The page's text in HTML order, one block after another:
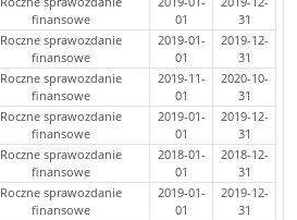
finansowe
01
31
Roczne sprawozdanie
finansowe
2019-01-
01
2019-12-
31
Roczne sprawozdanie
finansowe
2019-11-
01
2020-10-
31
Roczne sprawozdanie
finansowe
2019-01-
01
2019-12-
31
Roczne sprawozdanie
finansowe
2018-01-
01
2018-12-
31
Roczne sprawozdanie
finansowe
2019-01-
01
2019-12-
31